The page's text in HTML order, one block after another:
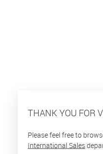
THANK YOU FOR
Please feel free to
International Sales